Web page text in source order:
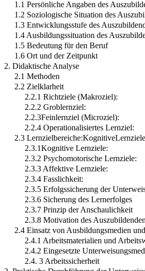
1.1 Persönliche Angaben des
1.2 Soziologische Situation des
1.3 Entwicklungsstufe des
1.4 Ausbildungssituation des
1.5 Bedeutung für den Beruf
1.6 Ort und der Zeitpunkt
2. Didaktische Analyse
2.1 Methoden
2.2 Zielklarheit
2.2.1 Richtziele (Makroziel):
2.2.2 Groblernziel:
2.2.3Feinlernziel (Microziel):
2.2.4 Operationalisiertes Lernziel:
2.3
2.3.1Kognitive Lernziele:
2.3.2 Psychomotorische Lernziele:
2.3.3 Affektive Lernziele:
2.3.4 Fasslichkeit:
2.3.5 Erfolgssicherung der
2.3.6 Sicherung des Lernerfolges
2.3.7 Prinzip der Anschaulichkeit
2.3.8 Motivation des Auszubildenden
2.4 Einsatz von Ausbildungsmedien
2.4.1 Arbeitsmaterialien und
2.4.2 Eingesetzte
2.4. 3 Arbeitssicherheit